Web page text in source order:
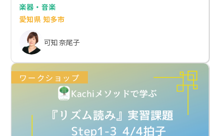
楽器・音楽
愛知県 知多市
可知 奈尾子
ワークショップ